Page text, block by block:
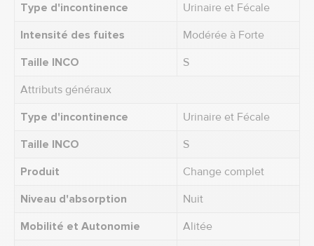
Type d'incontinence
Urinaire et Fécale
Intensité des fuites
Modérée à Forte
Taille INCO
S
Attributs généraux
Type d'incontinence
Urinaire et Fécale
Taille INCO
S
Produit
Change complet
Niveau d'absorption
Nuit
Mobilité et Autonomie
Alitée